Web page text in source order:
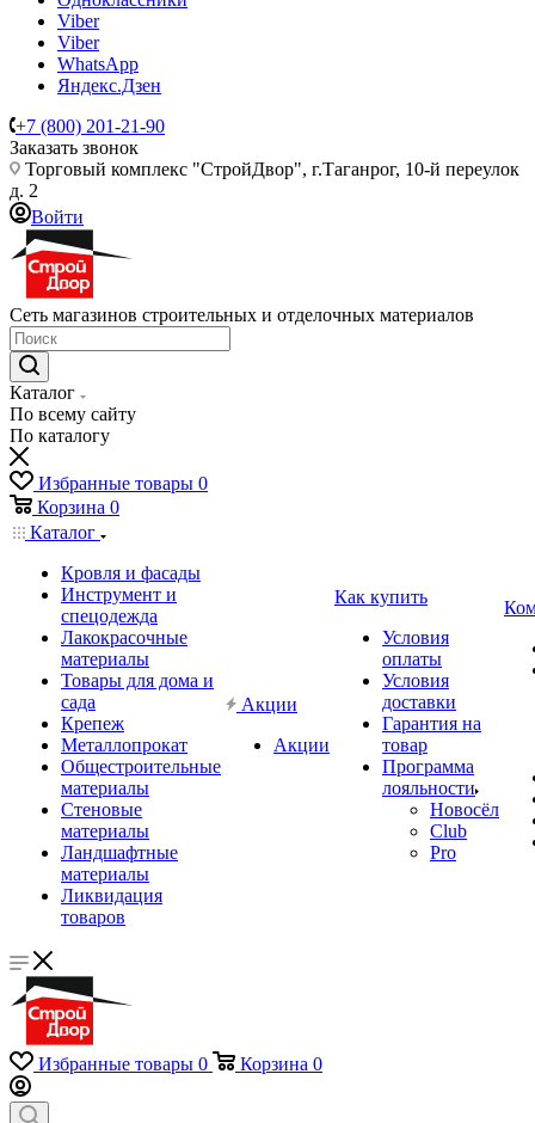
Viber
Viber
WhatsApp
Яндекс.Дзен
+7 (800) 201-21-90
Заказать звонок
Торговый комплекс "СтройДвор", г.Таганрог, 10-й переулок
д. 2
Войти
Сеть магазинов строительных и отделочных материалов
Каталог
По всему сайту
По каталогу
Избранные товары 0
Корзина 0
Каталог
Кровля и фасады
Инструмент и
спецодежда
Лакокрасочные
материалы
Товары для дома и
сада
Крепеж
Металлопрокат
Общестроительные
материалы
Стеновые
материалы
Ландшафтные
материалы
Ликвидация
товаров
Акции
Акции
Как купить
Условия
оплаты
Условия
доставки
Гарантия на
товар
Программа
лояльности
Новосёл
Club
Pro
Избранные товары 0 Корзина 0